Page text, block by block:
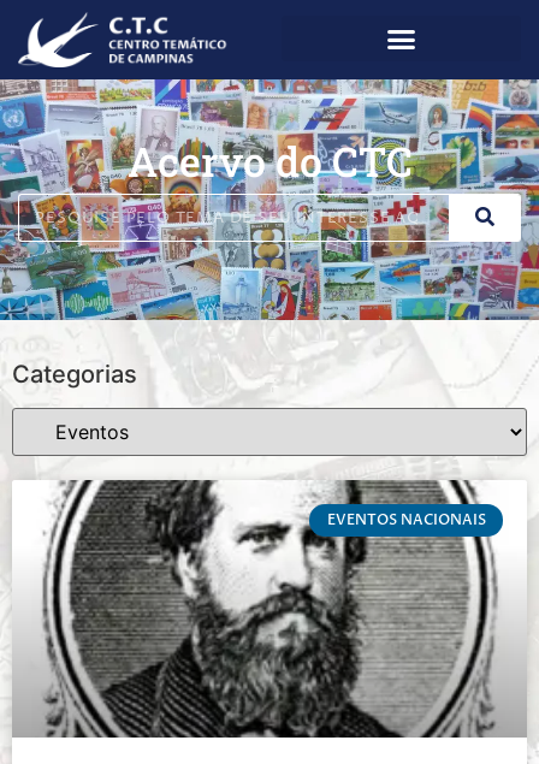
Acervo do CTC
Categorias
EVENTOS NACIONAIS